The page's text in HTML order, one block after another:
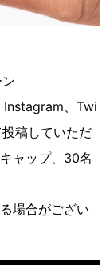
Instagram、Twi
稿していただ
ャップ、30名
場合がござい